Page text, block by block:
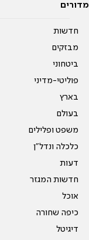
מדורים
חדשות
מבזקים
ביטחוני
פוליטי-מדיני
בארץ
בעולם
משפט ופלילים
כלכלה ונדל"ן
דעות
חדשות המגזר
אוכל
כיפה שחורה
דיגיטל